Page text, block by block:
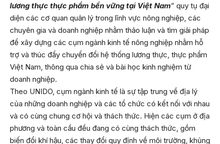
lương thực thực phẩm bền vững tại Việt Nam” quy tụ đại
diện các cơ quan quản lý trong lĩnh vực nông nghiệp, các
chuyên gia và doanh nghiệp nhằm thảo luận và tìm giải pháp
để xây dựng các cụm ngành kinh tế nông nghiệp nhằm hỗ
trợ và thúc đẩy chuyển đổi hệ thống lương thực, thực phẩm
Việt Nam, thông qua chia sẻ và bài học kinh nghiệm từ
doanh nghiệp.
Theo UNIDO, cụm ngành kinh tế là sự tập trung về địa lý
của những doanh nghiệp và các tổ chức có kết nối với nhau
và có cùng chung cơ hội và thách thức. Hiện các cụm ở địa
phương và toàn cầu đều đang có cùng thách thức, gồm
biến đổi khí hậu, các thay đổi quy định về môi trường, khủng